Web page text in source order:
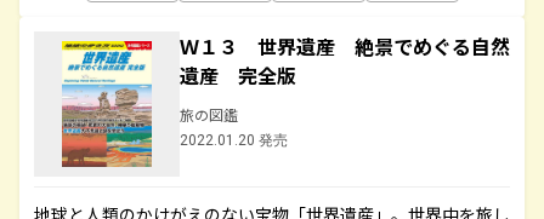
Ｗ１３ 世界遺産 絶景でめぐる自然
遺産 完全版
旅の図鑑
2022.01.20 発売
地球と人類のかけがえのない宝物「世界遺産」。世界中を旅し